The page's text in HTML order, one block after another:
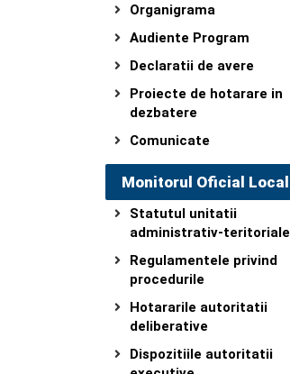
Organigrama
Audiente Program
Declaratii de avere
Proiecte de hotarare in
dezbatere
Comunicate
Monitorul Oficial Local
Statutul unitatii
administrativ-teritoriale
Regulamentele privind
procedurile
Hotararile autoritatii
deliberative
Dispozitiile autoritatii